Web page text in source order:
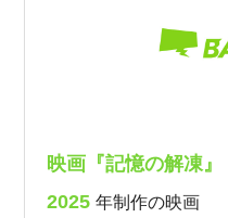
映画『記憶の解凍』
2025年制作の映画